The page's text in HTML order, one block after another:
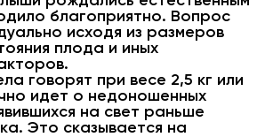
благоприятно. Вопрос
исходя из размеров
плода и иных
говорят при весе 2,5 кг или
идет о недоношенных
на свет раньше
Это сказывается на